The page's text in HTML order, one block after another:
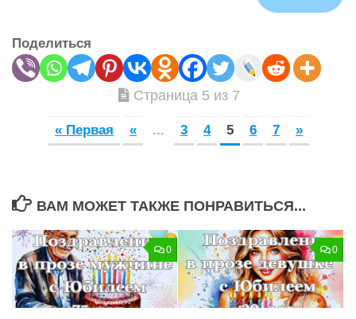
Поделиться
Страница 5 из 7
« Первая « ... 3 4 5 6 7 »
ВАМ МОЖЕТ ТАКЖЕ ПОНРАВИТЬСЯ...
0 0